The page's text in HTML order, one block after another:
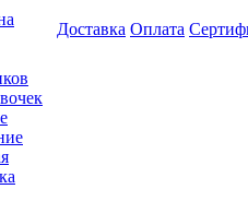
Доставка Оплата